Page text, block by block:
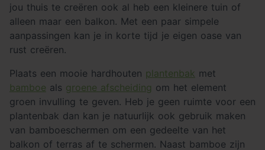
jou thuis te creëren ook al heb een kleinere tuin of
alleen maar een balkon. Met een paar simpele
aanpassingen kan je in korte tijd je eigen oase van
rust creëren.
Plaats een mooie hardhouten plantenbak met
bamboe als groene afscheiding om het element
groen invulling te geven. Heb je geen ruimte voor een
plantenbak dan kan je natuurlijk ook gebruik maken
van bamboeschermen om een gedeelte van het
balkon of terras af te schermen. Naast bamboe zijn